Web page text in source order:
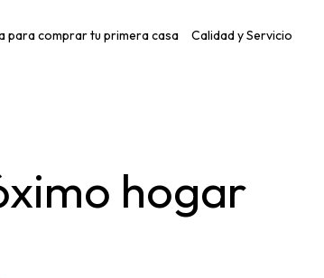
para comprar tu primera casa Calidad y Servicio
hogar